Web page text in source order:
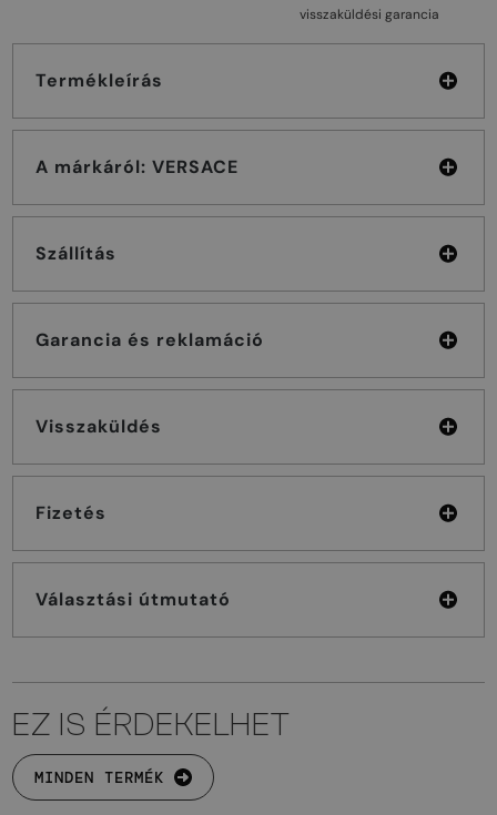
visszaküldési garancia
Termékleírás
A márkáról: VERSACE
Szállítás
Garancia és reklamáció
Visszaküldés
Fizetés
Választási útmutató
EZ IS ÉRDEKELHET
MINDEN TERMÉK